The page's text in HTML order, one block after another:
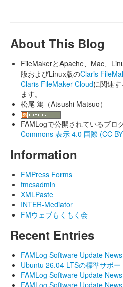
About This Blog
FileMakerとApache、Mac、
版およびLinux版のClaris
Claris FileMaker Cloudに関連
ます。
松尾 篤（Atsushi Matsuo）
FAMLogで公開されているブロ
Commons 表示 4.0 国際 (CC
Information
FMPress Forms
fmcsadmin
XMLPaste
INTER-Mediator
FMウェブもくもく会
Recent Entries
FAMLog Software Update
Ubuntu 26.04 LTSの標準サポー
FAMLog Software Update
FAMLog Software Update